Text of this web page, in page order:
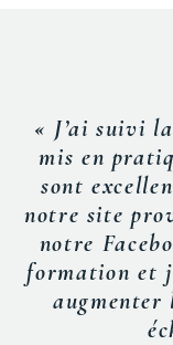
« J’ai suivi
mis en
sont
notre site
notre
formation et